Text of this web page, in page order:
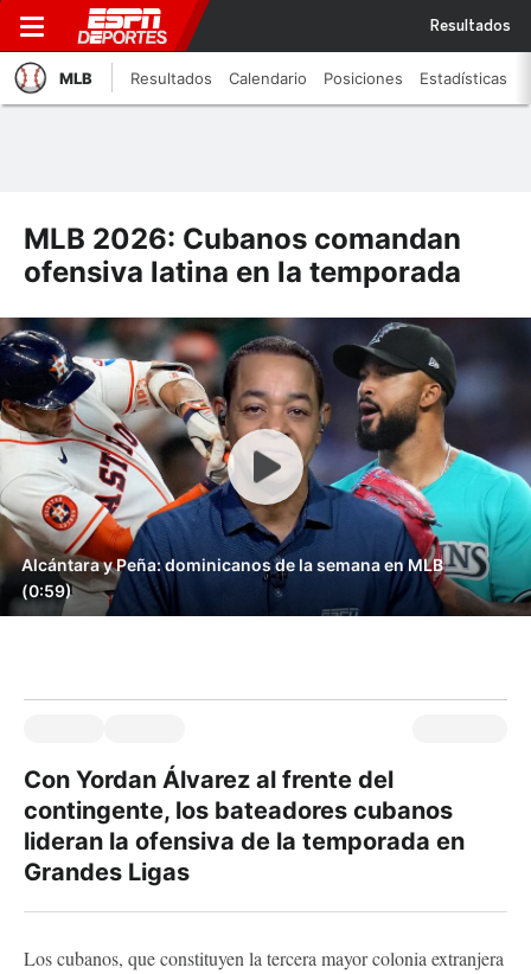
Resultados
MLB Resultados Calendario Posiciones Estadísticas
MLB 2026: Cubanos comandan
ofensiva latina en la temporada
Alcántara y Peña: dominicanos de la semana en MLB
(0:59)
Con Yordan Álvarez al frente del
contingente, los bateadores cubanos
lideran la ofensiva de la temporada en
Grandes Ligas
Los cubanos, que constituyen la tercera mayor colonia extranjera